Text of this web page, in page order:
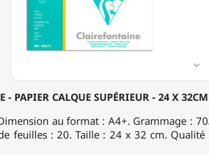
- PAPIER CALQUE SUPÉRIEUR - 24 X

au format : A4+. Grammage :
feuilles : 20. Taille : 24 x 32 cm. Qualité